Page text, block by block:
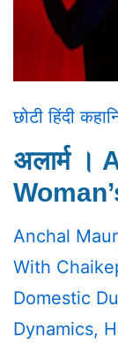
छोटी हिंदी
अलार्म ।
Anchal
With
Domestic
Dynamics,